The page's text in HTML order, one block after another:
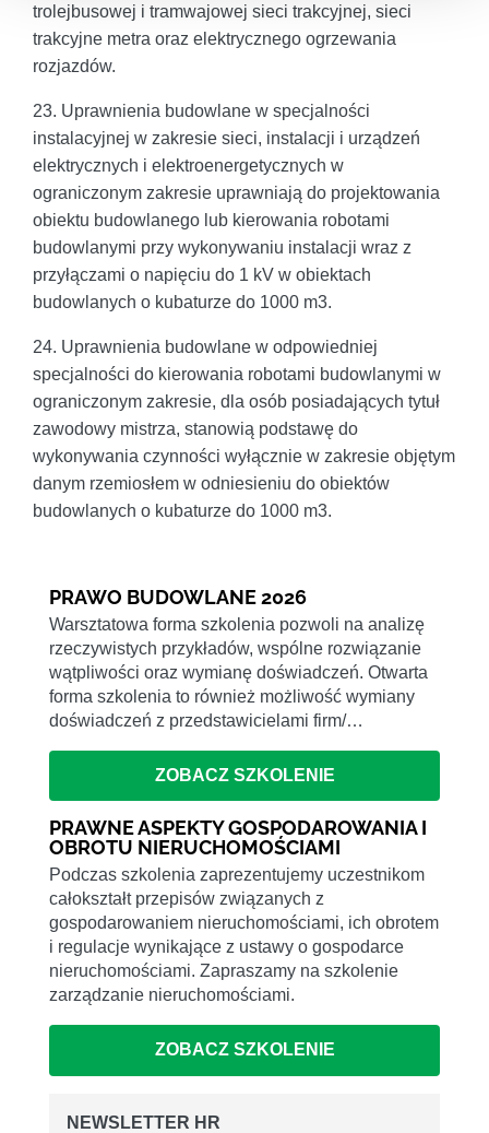
trolejbusowej i tramwajowej sieci trakcyjnej, sieci
trakcyjne metra oraz elektrycznego ogrzewania
rozjazdów.
23. Uprawnienia budowlane w specjalności
instalacyjnej w zakresie sieci, instalacji i urządzeń
elektrycznych i elektroenergetycznych w
ograniczonym zakresie uprawniają do projektowania
obiektu budowlanego lub kierowania robotami
budowlanymi przy wykonywaniu instalacji wraz z
przyłączami o napięciu do 1 kV w obiektach
budowlanych o kubaturze do 1000 m3.
24. Uprawnienia budowlane w odpowiedniej
specjalności do kierowania robotami budowlanymi w
ograniczonym zakresie, dla osób posiadających tytuł
zawodowy mistrza, stanowią podstawę do
wykonywania czynności wyłącznie w zakresie objętym
danym rzemiosłem w odniesieniu do obiektów
budowlanych o kubaturze do 1000 m3.
PRAWO BUDOWLANE 2026
Warsztatowa forma szkolenia pozwoli na analizę
rzeczywistych przykładów, wspólne rozwiązanie
wątpliwości oraz wymianę doświadczeń. Otwarta
forma szkolenia to również możliwość wymiany
doświadczeń z przedstawicielami firm/…
ZOBACZ SZKOLENIE
PRAWNE ASPEKTY GOSPODAROWANIA I
OBROTU NIERUCHOMOŚCIAMI
Podczas szkolenia zaprezentujemy uczestnikom
całokształt przepisów związanych z
gospodarowaniem nieruchomościami, ich obrotem
i regulacje wynikające z ustawy o gospodarce
nieruchomościami. Zapraszamy na szkolenie
zarządzanie nieruchomościami.
ZOBACZ SZKOLENIE
NEWSLETTER HR